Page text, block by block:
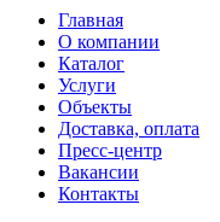
Главная
О компании
Каталог
Услуги
Объекты
Доставка, оплата
Пресс-центр
Вакансии
Контакты